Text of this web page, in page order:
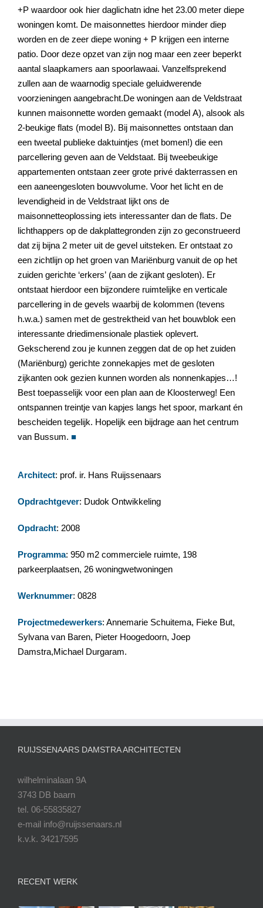
+P waardoor ook hier daglichatn idne het 23.00 meter diepe
woningen komt. De maisonnettes hierdoor minder diep
worden en de zeer diepe woning + P krijgen een interne
patio. Door deze opzet van zijn nog maar een zeer beperkt
aantal slaapkamers aan spoorlawaai. Vanzelfsprekend
zullen aan de waarnodig speciale geluidwerende
voorzieningen aangebracht.De woningen aan de Veldstraat
kunnen maisonnette worden gemaakt (model A), alsook als
2-beukige flats (model B). Bij maisonnettes ontstaan dan
een tweetal publieke daktuintjes (met bomen!) die een
parcellering geven aan de Veldstaat. Bij tweebeukige
appartementen ontstaan zeer grote privé dakterrassen en
een aaneengesloten bouwvolume. Voor het licht en de
levendigheid in de Veldstraat lijkt ons de
maisonnetteoplossing iets interessanter dan de flats. De
lichthappers op de dakplattegronden zijn zo geconstrueerd
dat zij bijna 2 meter uit de gevel uitsteken. Er ontstaat zo
een zichtlijn op het groen van Mariënburg vanuit de op het
zuiden gerichte ‘erkers’ (aan de zijkant gesloten). Er
ontstaat hierdoor een bijzondere ruimtelijke en verticale
parcellering in de gevels waarbij de kolommen (tevens
h.w.a.) samen met de gestrektheid van het bouwblok een
interessante driedimensionale plastiek oplevert.
Gekscherend zou je kunnen zeggen dat de op het zuiden
(Mariënburg) gerichte zonnekapjes met de gesloten
zijkanten ook gezien kunnen worden als nonnenkapjes…!
Best toepasselijk voor een plan aan de Kloosterweg! Een
ontspannen treintje van kapjes langs het spoor, markant én
bescheiden tegelijk. Hopelijk een bijdrage aan het centrum
van Bussum. ■
Architect: prof. ir. Hans Ruijssenaars
Opdrachtgever: Dudok Ontwikkeling
Opdracht: 2008
Programma: 950 m2 commerciele ruimte, 198
parkeerplaatsen, 26 woningwetwoningen
Werknummer: 0828
Projectmedewerkers: Annemarie Schuitema, Fieke But,
Sylvana van Baren, Pieter Hoogedoorn, Joep
Damstra,Michael Durgaram.
RUIJSSENAARS DAMSTRA ARCHITECTEN
wilhelminalaan 9A
3743 DB baarn
tel. 06-55835827
e-mail info@ruijssenaars.nl
k.v.k. 34217595
RECENT WERK